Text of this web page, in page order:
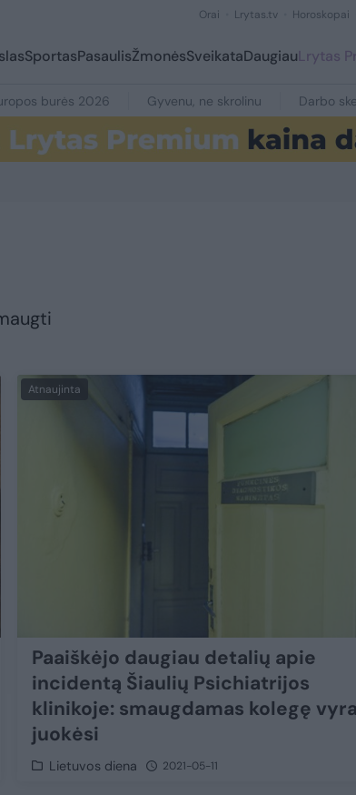
Orai Lrytas.tv Horoskopai
SportasPasaulisŽmonėsSveikataDaugiauLrytas
burės 2026 Gyvenu, ne skrolinu Darbo
Atnaujinta
Paaiškėjo daugiau detalių apie
incidentą Šiaulių Psichiatrijos
klinikoje: smaugdamas kolegę
juokėsi
Lietuvos diena 2021-05-11